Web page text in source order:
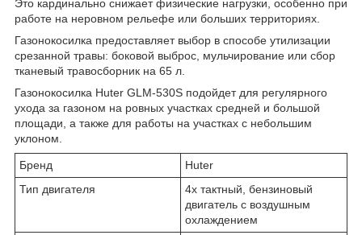
Это кардинально снижает физические нагрузки, особенно при
работе на неровном рельефе или больших территориях.
Газонокосилка предоставляет выбор в способе утилизации
срезанной травы: боковой выброс, мульчирование или сбор
тканевый травосборник на 65 л.
Газонокосилка Huter GLM-530S подойдет для регулярного
ухода за газоном на ровных участках средней и большой
площади, а также для работы на участках с небольшим
уклоном.
Бренд
Huter
Тип двигателя
4х тактный, бензиновый
двигатель с воздушным
охлаждением